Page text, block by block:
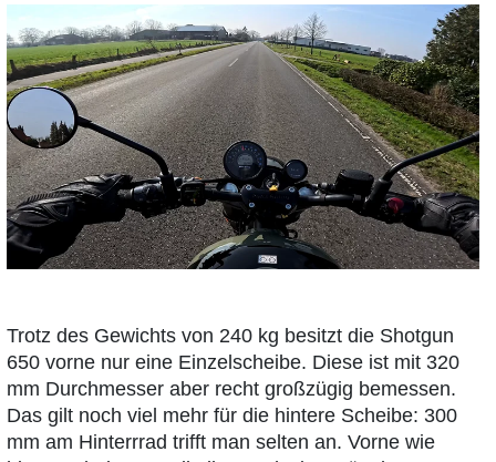
Trotz des Gewichts von 240 kg besitzt die Shotgun
650 vorne nur eine Einzelscheibe. Diese ist mit 320
mm Durchmesser aber recht großzügig bemessen.
Das gilt noch viel mehr für die hintere Scheibe: 300
mm am Hinterrrad trifft man selten an. Vorne wie